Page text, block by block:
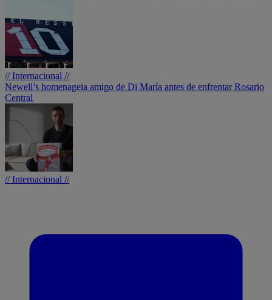
// Internacional //
Newell’s homenageia amigo de Di María antes de enfrentar Rosario
Central
// Internacional //